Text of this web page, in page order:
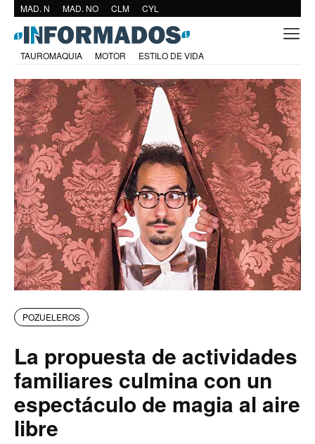
MAD. N MAD. NO CLM CYL
TAUROMAQUIA MOTOR ESTILO DE VIDA
POZUELEROS
La propuesta de actividades
familiares culmina con un
espectáculo de magia al aire
libre